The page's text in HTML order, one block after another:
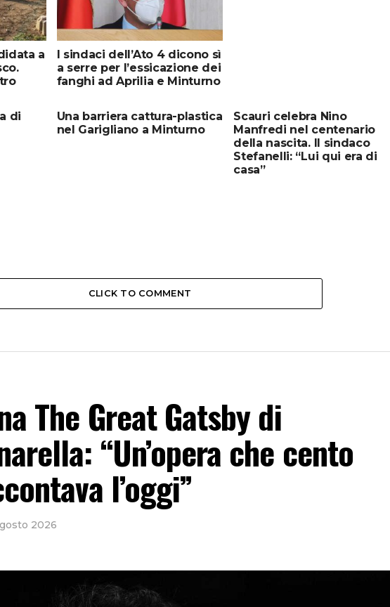
a
I sindaci dell’Ato 4 dicono sì
a serre per l’essicazione dei
fanghi ad Aprilia e Minturno
di
Una barriera cattura-plastica
nel Garigliano a Minturno
Scauri celebra Nino
Manfredi nel centenario
della nascita. Il sindaco
Stefanelli: “Lui qui era di
casa”
CLICK TO COMMENT
The Great Gatsby di
“Un’opera che cento
l’oggi”
2026